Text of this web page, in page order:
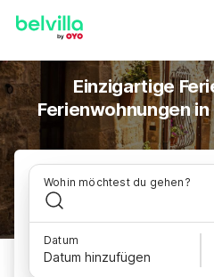
Einzigartige
Ferienwohnungen
Wohin möchtest du gehen?
Datum
Datum hinzufügen